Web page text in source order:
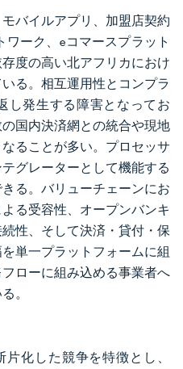
バイルアプリ、加盟店契約
ワーク、eコマースプラット
度の高い北アフリカにおけ
る。相互運用性とコンプラ
し発生する障害となってお
国内決済網との統合や現地
ることが多い。プロセッサ
グレーターとして機能する
る。バリューチェーンにお
る受容性、オープンバンキ
性、そして決済・貸付・保
単一プラットフォームに組
ローに組み込める事業者へ
。
化した競争を特徴とし、